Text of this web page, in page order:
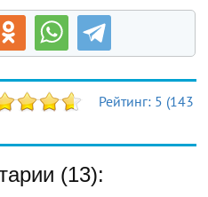
Рейтинг: 5 (143
(13):